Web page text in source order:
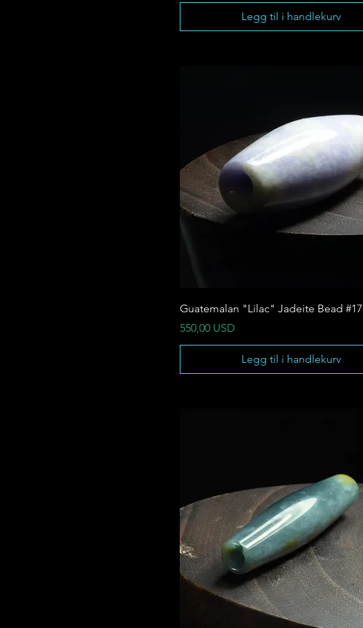
Legg til i handlekurv
Guatemalan "Lilac" Jadeite Bead #17
Pris
550,00 USD
Legg til i handlekurv